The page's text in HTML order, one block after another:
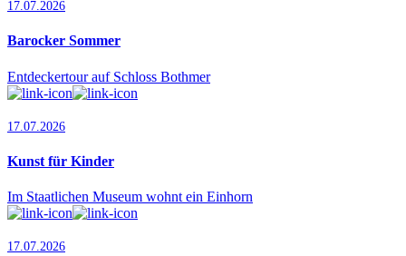
17.07.2026
Barocker Sommer
Entdeckertour auf Schloss Bothmer
17.07.2026
Kunst für Kinder
Im Staatlichen Museum wohnt ein Einhorn
17.07.2026